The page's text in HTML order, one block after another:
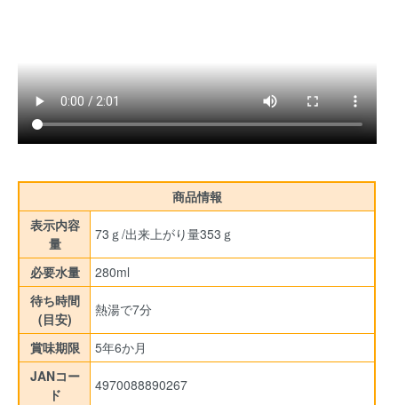
商品情報
表示内容
量
73ｇ/出来上がり量353ｇ
必要水量
280ml
待ち時間
(目安)
熱湯で7分
賞味期限
5年6か月
JANコー
ド
4970088890267